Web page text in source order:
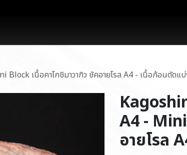
เนื้อคาโกชิมาวากิว ชัคอายโรล A4 - เนื้อก้อนตัดแ
A4 -
อายโรล